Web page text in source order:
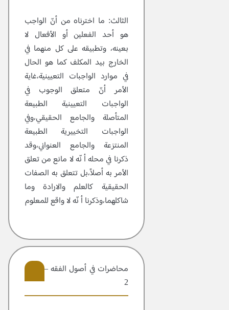
الثالث: ما اخترناه من أنّ الواجب
هو أحد الفعلين أو الأفعال لا
بعينه، وتطبيقه على كل منهما في
الخارج بيد المكلف كما هو الحال
في موارد الواجبات التعيينية،غاية
الأمر أنّ متعلق الوجوب في
الواجبات التعيينية الطبيعة
المتأصلة والجامع الحقيقي،وفي
الواجبات التخييرية الطبيعة
المنتزعة والجامع العنواني،وقد
ذكرنا في محله أ نّه لا مانع من تعلق
الأمر به أصلاً،بل تتعلق به الصفات
الحقيقية كالعلم والارادة وما
شاكلهما،وذكرنا أ نّه لا واقع للمعلوم
محاضرات في أصول الفقه – مجلد
2